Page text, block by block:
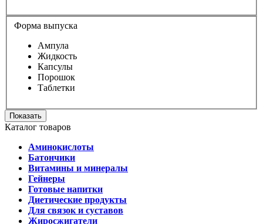
Форма выпуска
Ампула
Жидкость
Капсулы
Порошок
Таблетки
Показать
Каталог товаров
Аминокислоты
Батончики
Витамины и минералы
Гейнеры
Готовые напитки
Диетические продукты
Для связок и суставов
Жиросжигатели